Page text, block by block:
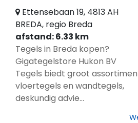
Ettensebaan 19, 4813 AH
BREDA, regio Breda
afstand: 6.33 km
Tegels in Breda kopen?
Gigategelstore Hukon BV
Tegels biedt groot
vloertegels en wandtegels,
deskundig advie...